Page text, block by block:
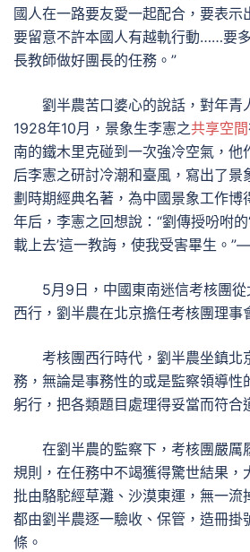
國人在一路要友愛一起配合，要表示
要留意不許本國人有越軌行動……要
長教師做好團長的任務。”
劉半農苦口婆心的說話，對年青
1928年10月，景象生李憲之共享空間
南的鐵木里克碰到一次強冷空氣，他
后李憲之研討冷潮和臺風，寫出了景
劃時期經典名著，為中國景象工作博
年后，李憲之回想說：“劉傳授吩咐
載上去’這一教誨，使我受害畢生。
5月9日，中國東南迷信考核團
西行，劉半農在北京擔任考核團理事
考核團西行時代，劉半農坐鎮北
務，無論是事務性的或是監察領導性
躬行，把各類題目處理得妥當而符合
在劉半農的監察下，考核團嚴厲
規則，在任務中不竭獲得驚世結果，
批由駱駝經草灘、沙漠東運，無一流
都由劉半農逐一驗收、保管，造冊掛
條。